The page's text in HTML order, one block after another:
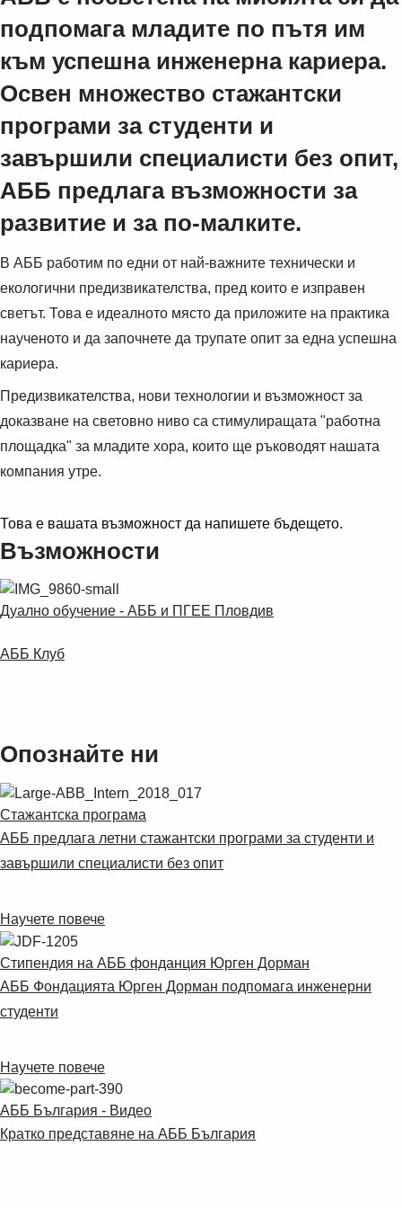
Suggestions
Products
See more products
Shopping list preview
подпомага младите по пътя им
към успешна инженерна кариера.
Освен множество стажантски
програми за студенти и
завършили специалисти без опит,
АББ предлага възможности за
развитие и за пo-малките.
В АББ работим по едни от най-важните технически и
екологични предизвикателства, пред които е изправен
светът. Това е идеалното място да приложите на практика
наученото и да започнете да трупате опит за една успешна
кариера.
Предизвикателства, нови технологии и възможност за
доказване на световно ниво са стимулиращата "работна
площадка" за младите хора, които ще ръководят нашата
компания утре.
Това е вашата възможност да напишете бъдещето.
Възможности
Дуално обучение - АББ и ПГЕЕ Пловдив
АББ Клуб
Опознайте ни
Стажантска програма
АББ предлага летни стажантски програми за студенти и
завършили специалисти без опит
Научете повече
Стипендия на АББ фонданция Юрген Дорман
АББ Фондацията Юрген Дорман подпомага инженерни
студенти
Научете повече
АББ България - Видео
Кратко представяне на АББ България